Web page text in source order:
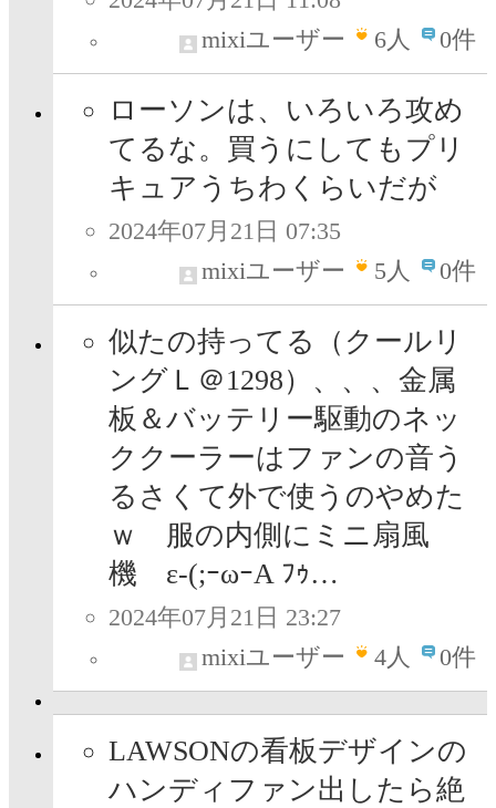
mixiユーザー
6人 0件
ローソンは、いろいろ攻め
てるな。買うにしてもプリ
キュアうちわくらいだが
2024年07月21日 07:35
mixiユーザー
5人 0件
似たの持ってる（クールリ
ングＬ＠1298）、、、金属
板＆バッテリー駆動のネッ
ククーラーはファンの音う
るさくて外で使うのやめた
ｗ 服の内側にミニ扇風
機 ε-(;ｰωｰA ﾌｩ…
2024年07月21日 23:27
mixiユーザー
4人 0件
LAWSONの看板デザインの
ハンディファン出したら絶